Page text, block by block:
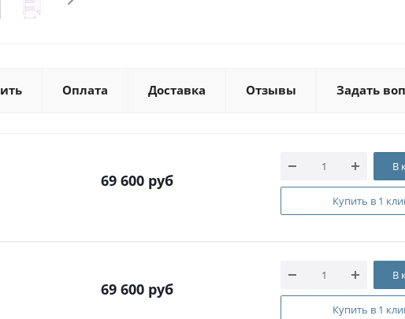
Оплата Доставка Отзывы Задать
69 600 руб
В
Купить в 1
69 600 руб
В
Купить в 1